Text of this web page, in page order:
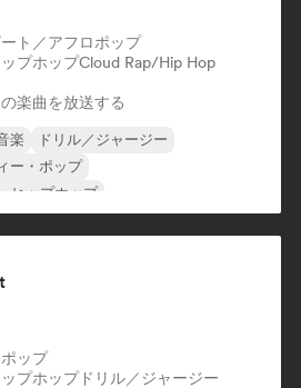
ト／アフロポップ
プホップCloud Rap/Hip Hop
楽曲を放送する
楽
ドリル／ジャージー
ー・ポップ
ヒップホップ
ップ
プホップドリル／ジャージー